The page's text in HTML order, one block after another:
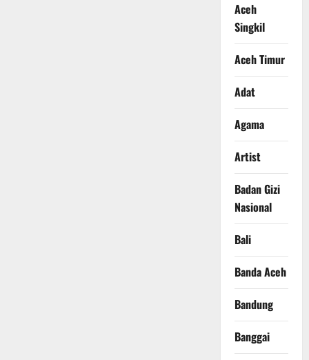
Aceh
Singkil
Aceh Timur
Adat
Agama
Artist
Badan Gizi
Nasional
Bali
Banda Aceh
Bandung
Banggai